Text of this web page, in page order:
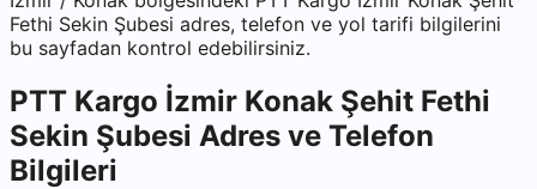
Fethi Sekin Şubesi adres, telefon ve yol tarifi bilgilerini
bu sayfadan kontrol edebilirsiniz.
PTT Kargo İzmir Konak Şehit Fethi
Sekin Şubesi Adres ve Telefon
Bilgileri